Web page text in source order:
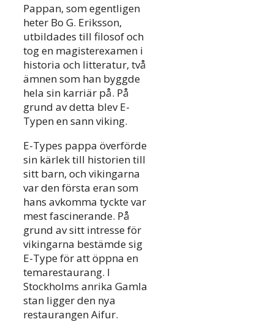
Pappan, som egentligen
heter Bo G. Eriksson,
utbildades till filosof och
tog en magisterexamen i
historia och litteratur, två
ämnen som han byggde
hela sin karriär på. På
grund av detta blev E-
Typen en sann viking.
E-Types pappa överförde
sin kärlek till historien till
sitt barn, och vikingarna
var den första eran som
hans avkomma tyckte var
mest fascinerande. På
grund av sitt intresse för
vikingarna bestämde sig
E-Type för att öppna en
temarestaurang. I
Stockholms anrika Gamla
stan ligger den nya
restaurangen Aifur.